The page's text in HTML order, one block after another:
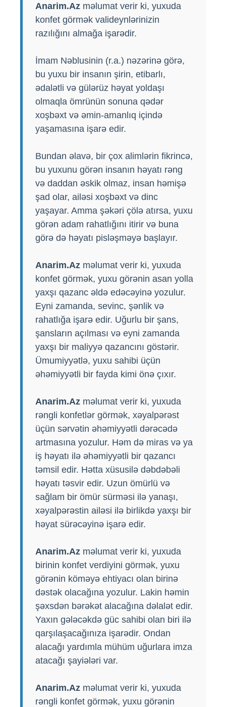
Anarim.Az məlumat verir ki, yuxuda
konfet görmək valideynlərinizin
razılığını almağa işarədir.
İmam Nəblusinin (r.a.) nəzərinə görə,
bu yuxu bir insanın şirin, etibarlı,
ədalətli və gülərüz həyat yoldaşı
olmaqla ömrünün sonuna qədər
xoşbəxt və əmin-amanlıq içində
yaşamasına işarə edir.
Bundan əlavə, bir çox alimlərin fikrincə,
bu yuxunu görən insanın həyatı rəng
və daddan əskik olmaz, insan həmişə
şad olar, ailəsi xoşbəxt və dinc
yaşayar. Amma şəkəri çölə atırsa, yuxu
görən adam rahatlığını itirir və buna
görə də həyatı pisləşməyə başlayır.
Anarim.Az məlumat verir ki, yuxuda
konfet görmək, yuxu görənin asan yolla
yaxşı qazanc əldə edəcəyinə yozulur.
Eyni zamanda, sevinc, şənlik və
rahatlığa işarə edir. Uğurlu bir şans,
şansların açılması və eyni zamanda
yaxşı bir maliyyə qazancını göstərir.
Ümumiyyətlə, yuxu sahibi üçün
əhəmiyyətli bir fayda kimi önə çıxır.
Anarim.Az məlumat verir ki, yuxuda
rəngli konfetlər görmək, xəyalpərəst
üçün sərvətin əhəmiyyətli dərəcədə
artmasına yozulur. Həm də miras və ya
iş həyatı ilə əhəmiyyətli bir qazancı
təmsil edir. Hətta xüsusilə dəbdəbəli
həyatı təsvir edir. Uzun ömürlü və
sağlam bir ömür sürməsi ilə yanaşı,
xəyalpərəstin ailəsi ilə birlikdə yaxşı bir
həyat sürəcəyinə işarə edir.
Anarim.Az məlumat verir ki, yuxuda
birinin konfet verdiyini görmək, yuxu
görənin köməyə ehtiyacı olan birinə
dəstək olacağına yozulur. Lakin həmin
şəxsdən bərəkət alacağına dəlalət edir.
Yaxın gələcəkdə güc sahibi olan biri ilə
qarşılaşacağınıza işarədir. Ondan
alacağı yardımla mühüm uğurlara imza
atacağı şayiələri var.
Anarim.Az məlumat verir ki, yuxuda
rəngli konfet görmək, yuxu görənin